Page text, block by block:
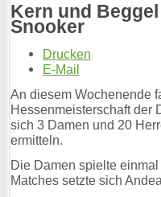
Kern und
Snooker
Drucken
E-Mail
An diesem Wochenende
Hessenmeisterschaft der
sich 3 Damen und 20
ermitteln.
Die Damen spielte
Matches setzte sich